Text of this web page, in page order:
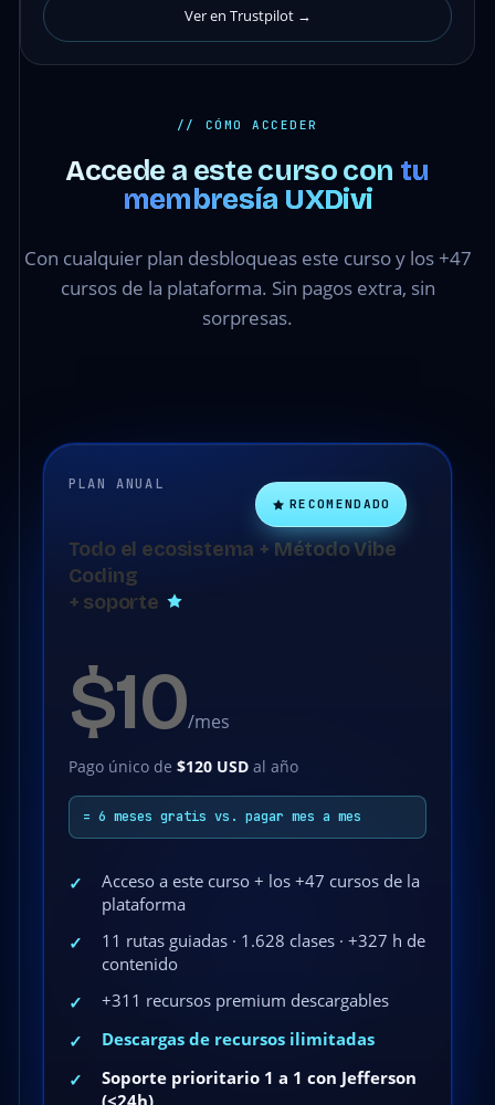
Ver en Trustpilot →
// CÓMO ACCEDER
Accede a este curso con tu
membresía UXDivi
Con cualquier plan desbloqueas este curso y los +47
cursos de la plataforma. Sin pagos extra, sin
sorpresas.
RECOMENDADO
PLAN ANUAL
Todo el ecosistema + Método Vibe
Coding
+ soporte
$10/mes
Pago único de $120 USDal año
= 6 meses gratis vs. pagar mes a mes
✓
Acceso a este curso + los +47 cursos de la
plataforma
✓
11 rutas guiadas · 1.628 clases · +327 h de
contenido
✓
+311 recursos premium descargables
✓
Descargas de recursos ilimitadas
✓
Soporte prioritario 1 a 1 con Jefferson